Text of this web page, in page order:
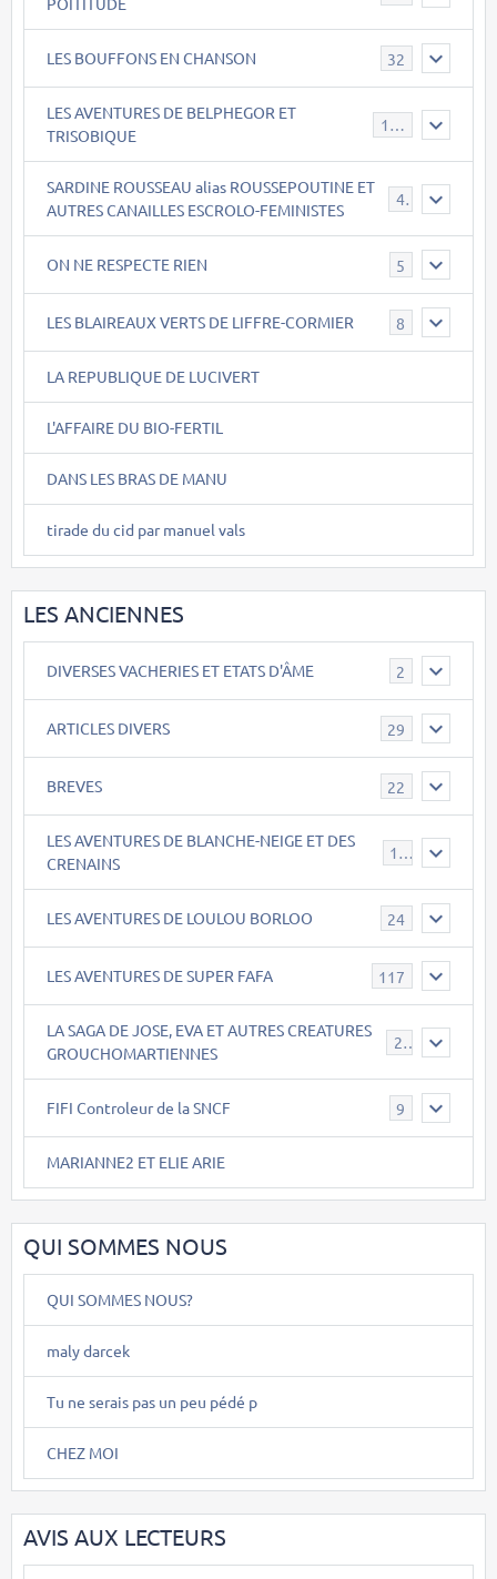
LES BOUFFONS EN CHANSON 32
LES AVENTURES DE BELPHEGOR ET
TRISOBIQUE
147
SARDINE ROUSSEAU alias ROUSSEPOUTINE ET
AUTRES CANAILLES ESCROLO-FEMINISTES
40
ON NE RESPECTE RIEN 5
LES BLAIREAUX VERTS DE LIFFRE-CORMIER 8
LA REPUBLIQUE DE LUCIVERT
L'AFFAIRE DU BIO-FERTIL
DANS LES BRAS DE MANU
tirade du cid par manuel vals
LES ANCIENNES
DIVERSES VACHERIES ET ETATS D'ÂME 2
ARTICLES DIVERS 29
BREVES 22
LES AVENTURES DE BLANCHE-NEIGE ET DES
CRENAINS
17
LES AVENTURES DE LOULOU BORLOO 24
LES AVENTURES DE SUPER FAFA 117
LA SAGA DE JOSE, EVA ET AUTRES CREATURES
GROUCHOMARTIENNES
26
FIFI Controleur de la SNCF 9
MARIANNE2 ET ELIE ARIE
QUI SOMMES NOUS
QUI SOMMES NOUS?
maly darcek
Tu ne serais pas un peu pédé p
CHEZ MOI
AVIS AUX LECTEURS